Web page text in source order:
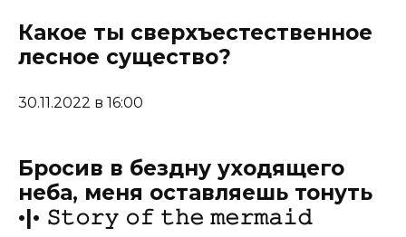
Какое ты сверхъестественное
лесное существо?
30.11.2022 в 16:00
Бросив в бездну уходящего
неба, меня оставляешь тонуть
•|• 𝚂𝚝𝚘𝚛𝚢 𝚘𝚏 𝚝𝚑𝚎 𝚖𝚎𝚛𝚖𝚊𝚒𝚍